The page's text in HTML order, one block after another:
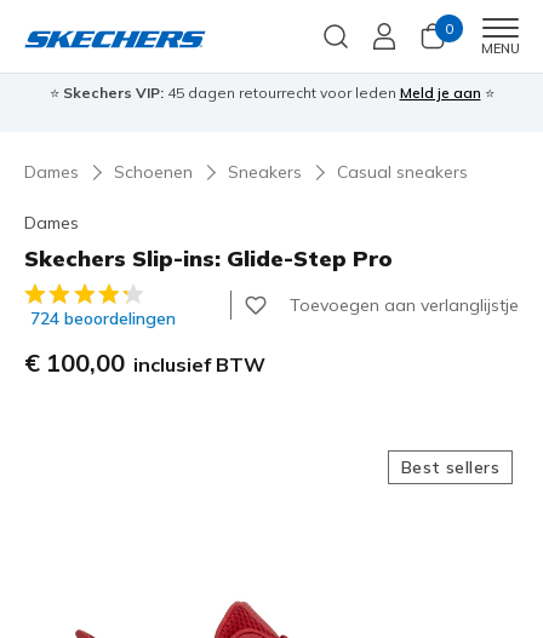
0
MENU
⭐ Skechers VIP:45 dagen retourrecht voor leden Meld je aan ⭐
Dames Schoenen Sneakers Casual sneakers
Dames
Skechers Slip-ins: Glide-Step Pro
3,1 van de 5 klantbeoordelingen
724 beoordelingen
Toevoegen aan verlanglijstje
€ 100,00 inclusief BTW
Best sellers